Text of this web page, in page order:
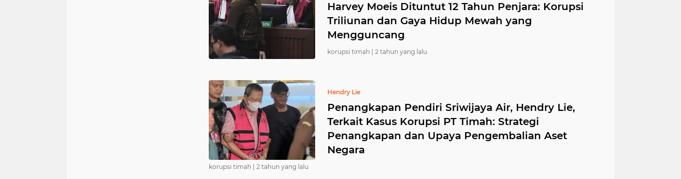
Harvey Moeis Dituntut 12 Tahun Penjara: Korupsi
Triliunan dan Gaya Hidup Mewah yang
Mengguncang
korupsi timah | 2 tahun yang lalu
Hendry Lie
Penangkapan Pendiri Sriwijaya Air, Hendry Lie,
Terkait Kasus Korupsi PT Timah: Strategi
Penangkapan dan Upaya Pengembalian Aset
Negara
korupsi timah | 2 tahun yang lalu